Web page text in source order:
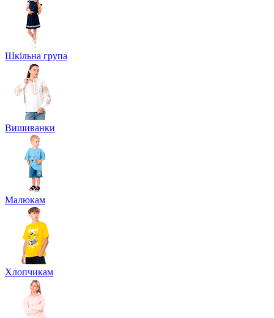
Шкільна група
Вишиванки
Малюкам
Хлопчикам